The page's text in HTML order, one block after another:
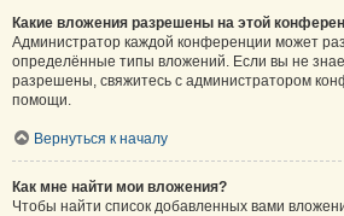
Какие вложения разрешены на этой
Администратор каждой конференции может
определённые типы вложений. Если вы не
разрешены, свяжитесь с администратором
помощи.
Вернуться к началу
Как мне найти мои вложения?
Чтобы найти список добавленных вами